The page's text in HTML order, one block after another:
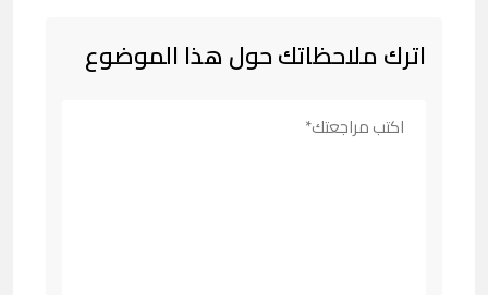
اترك ملاحظاتك حول هذا الموضوع